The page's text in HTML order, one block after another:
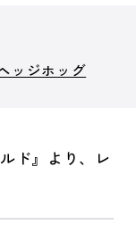
ッジホッグ
ド』より、レ